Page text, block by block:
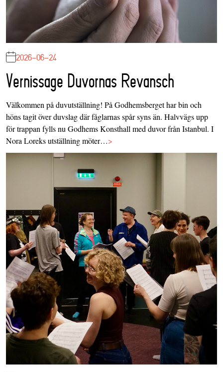
2026-06-24
Vernissage Duvornas Revansch
Välkommen på duvutställning! På Godhemsberget har bin och
höns tagit över duvslag där fåglarnas spår syns än. Halvvägs upp
för trappan fylls nu Godhems Konsthall med duvor från Istanbul. I
Nora Loreks utställning möter…>